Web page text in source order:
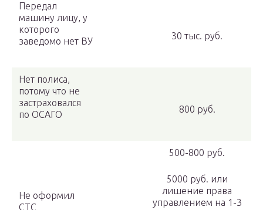
Передал
машину лицу, у
которого
заведомо нет ВУ
30 тыс. руб.
Нет полиса,
потому что не
застраховался
по ОСАГО
800 руб.
Не оформил
СТС
500-800 руб.
5000 руб. или
лишение права
управлением на 1-3